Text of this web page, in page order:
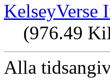
KelseyVerse
(976.49
Alla